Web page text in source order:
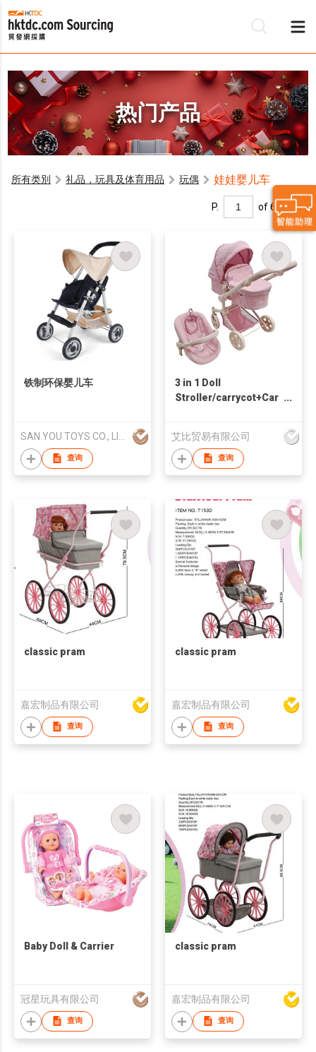
热门产品
所有类別 礼品，玩具及体育用品 玩偶 娃娃婴儿车
P. of 6
铁制环保婴儿车
查询
3 in 1 Doll
Stroller/carrycot+Car
艾比贸易有限公司
查询
classic pram
嘉宏制品有限公司
查询
classic pram
嘉宏制品有限公司
查询
Baby Doll & Carrier
冠星玩具有限公司
查询
classic pram
嘉宏制品有限公司
查询